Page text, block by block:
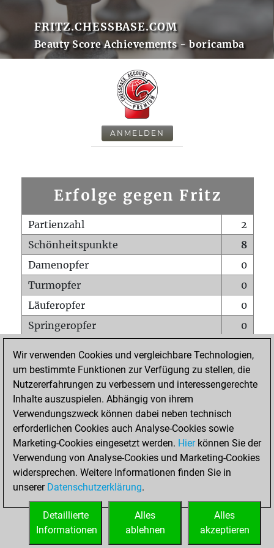
FRITZ.CHESSBASE.COM
Beauty Score Achievements - boricamba
ANMELDEN
Erfolge gegen Fritz
Partienzahl
2
Schönheitspunkte
8
Damenopfer
0
Turmopfer
0
Läuferopfer
0
Springeropfer
0
Matt auf vollem Brett
0
Bauer setzt Matt
0
Erstickte Matts
Unterverwandlungen
Türme auf der siebten
0
STARTSEITE
Wir verwenden Cookies und vergleichbare Technologien,
um bestimmte Funktionen zur Verfügung zu stellen, die
Nutzererfahrungen zu verbessern und interessengerechte
Inhalte auszuspielen. Abhängig von ihrem
Verwendungszweck können dabei neben technisch
erforderlichen Cookies auch Analyse-Cookies sowie
Marketing-Cookies eingesetzt werden. Hierkönnen Sie der
Verwendung von Analyse-Cookies und Marketing-Cookies
widersprechen. Weitere Informationen finden Sie in
unserer Datenschutzerklärung.
Alles
akzeptieren
Alles
ablehnen
Detaillierte
Informationen